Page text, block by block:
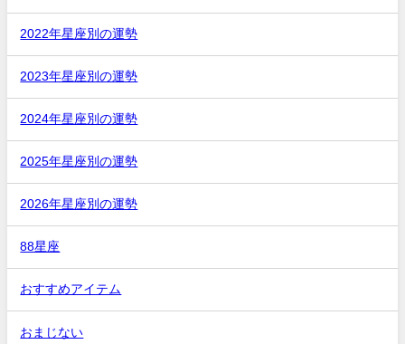
2022年星座別の運勢
2023年星座別の運勢
2024年星座別の運勢
2025年星座別の運勢
2026年星座別の運勢
88星座
おすすめアイテム
おまじない